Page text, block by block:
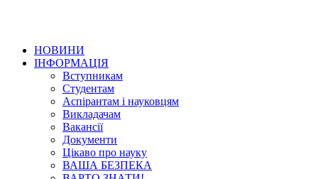
НОВИНИ
ІНФОРМАЦІЯ
Вступникам
Студентам
Аспірантам і науковцям
Викладачам
Вакансії
Документи
Цікаво про науку
ВАША БЕЗПЕКА